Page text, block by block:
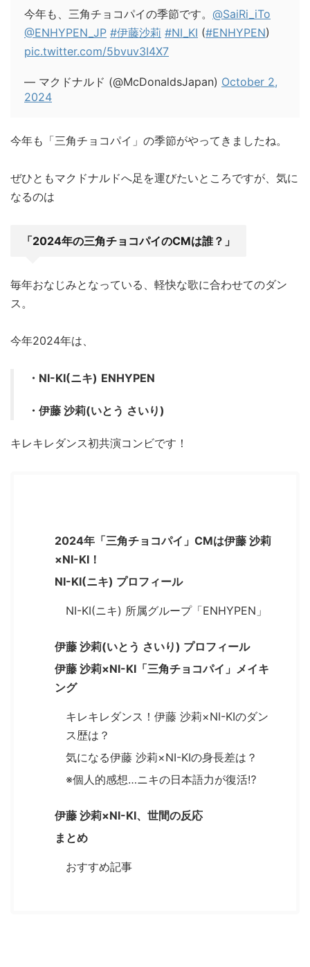
今年も、三角チョコパイの季節です。 @SaiRi_iTo
@ENHYPEN_JP #伊藤沙莉 #NI_KI (#ENHYPEN)
pic.twitter.com/5bvuv3I4X7
— マクドナルド (@McDonaldsJapan) October 2,
2024
今年も「三角チョコパイ」の季節がやってきましたね。
ぜひともマクドナルドへ足を運びたいところですが、気に
なるのは
「2024年の三角チョコパイのCMは誰？」
毎年おなじみとなっている、軽快な歌に合わせてのダン
ス。
今年2024年は、
・NI-KI(ニキ) ENHYPEN
・伊藤 沙莉(いとう さいり)
キレキレダンス初共演コンビです！
2024年「三角チョコパイ」CMは伊藤 沙莉
×NI-KI！
NI-KI(ニキ) プロフィール
NI-KI(ニキ) 所属グループ「ENHYPEN」
伊藤 沙莉(いとう さいり) プロフィール
伊藤 沙莉×NI-KI「三角チョコパイ」メイキ
ング
キレキレダンス！伊藤 沙莉×NI-KIのダン
ス歴は？
気になる伊藤 沙莉×NI-KIの身長差は？
※個人的感想…ニキの日本語力が復活⁉
伊藤 沙莉×NI-KI、世間の反応
まとめ
おすすめ記事